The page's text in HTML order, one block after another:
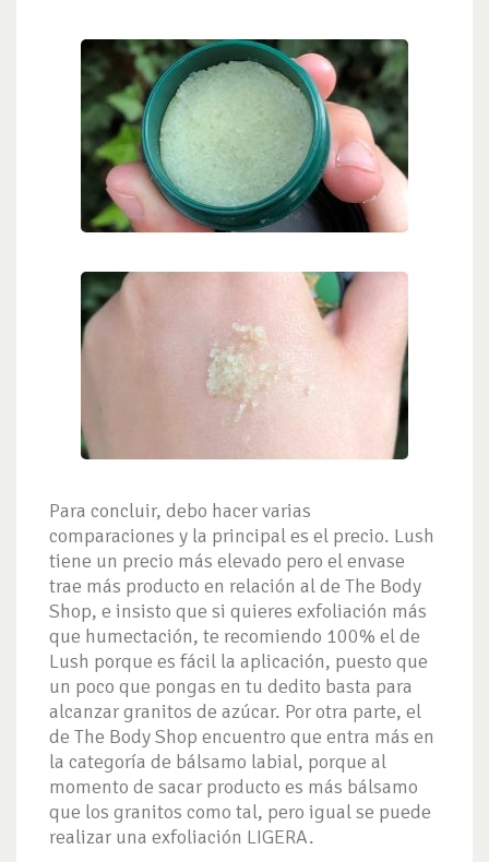
Para concluir, debo hacer varias
comparaciones y la principal es el precio. Lush
tiene un precio más elevado pero el envase
trae más producto en relación al de The Body
Shop, e insisto que si quieres exfoliación más
que humectación, te recomiendo 100% el de
Lush porque es fácil la aplicación, puesto que
un poco que pongas en tu dedito basta para
alcanzar granitos de azúcar. Por otra parte, el
de The Body Shop encuentro que entra más en
la categoría de bálsamo labial, porque al
momento de sacar producto es más bálsamo
que los granitos como tal, pero igual se puede
realizar una exfoliación LIGERA.